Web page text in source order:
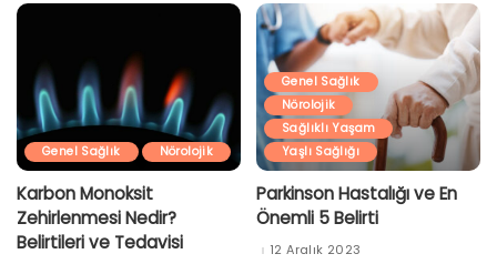
Genel Sağlık Nörolojik
Karbon Monoksit
Zehirlenmesi Nedir?
Belirtileri ve Tedavisi
Genel Sağlık
Nörolojik
Sağlıklı Yaşam
Yaşlı Sağlığı
Parkinson Hastalığı ve En
Önemli 5 Belirti
12 Aralık 2023